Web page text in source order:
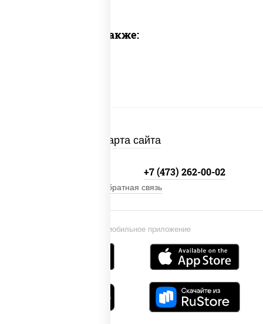
Предлагаем также:
Карта сайта
Установи мобильное приложение
+7 (473) 262-00-02
Обратная связь